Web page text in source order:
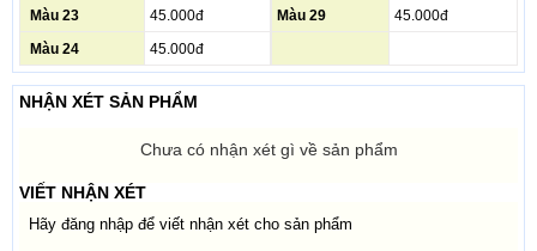
Màu 23
45.000đ
Màu 24
45.000đ
Màu 29
45.000đ
NHẬN XÉT SẢN PHẨM
Chưa có nhận xét gì về sản phẩm
VIẾT NHẬN XÉT
Hãy đăng nhập để viết nhận xét cho sản phẩm